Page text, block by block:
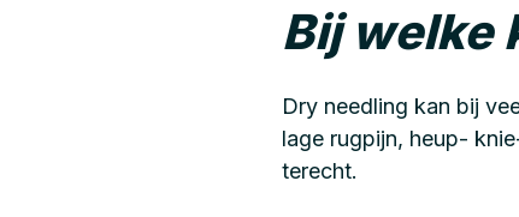
Bij welke
Dry needling kan bij
lage rugpijn, heup-
terecht.